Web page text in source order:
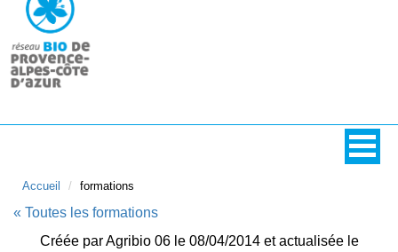
Accueil formations
« Toutes les formations
Créée par Agribio 06 le 08/04/2014 et actualisée le